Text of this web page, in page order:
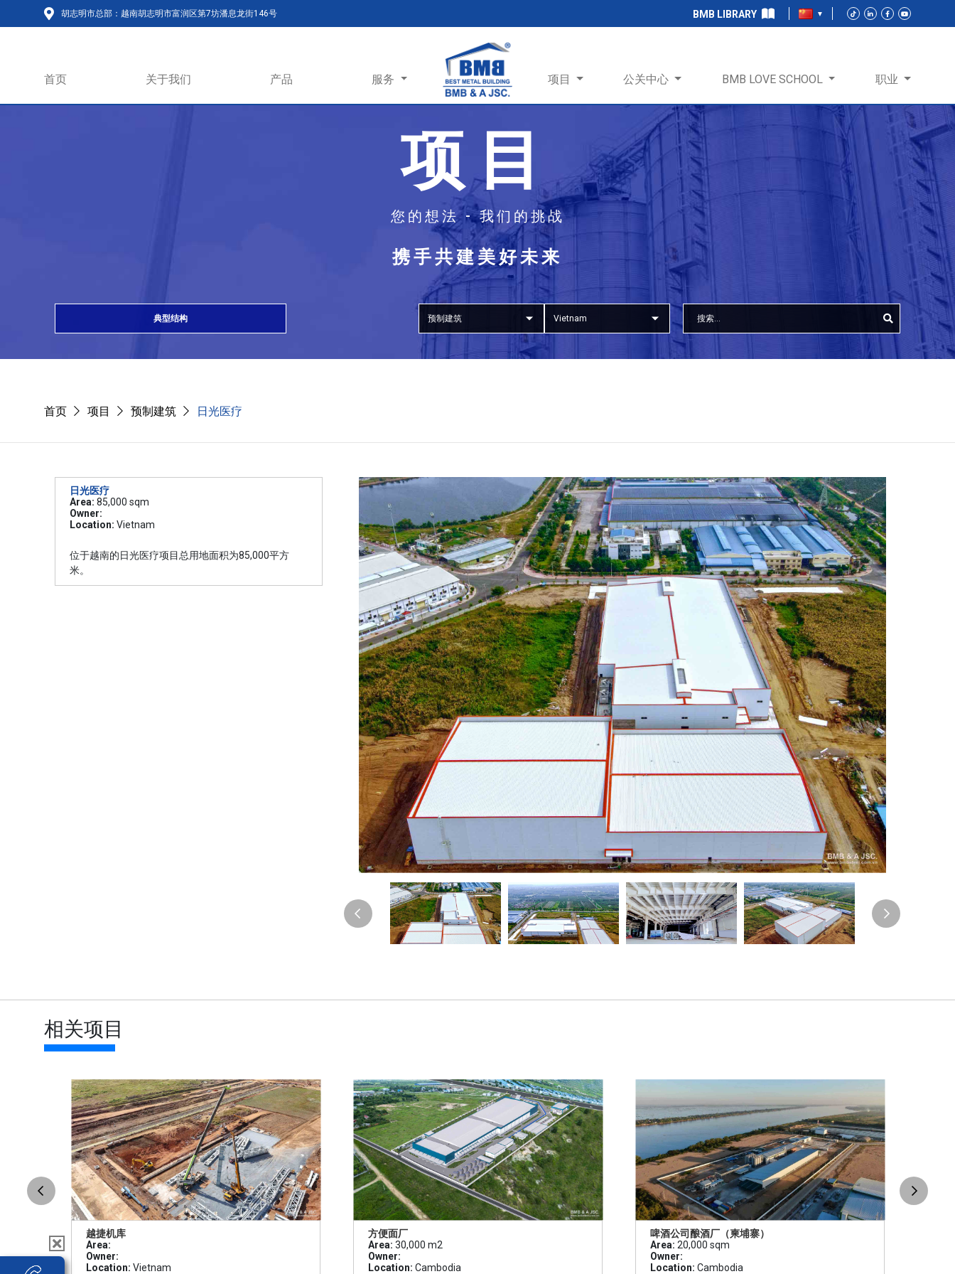
胡志明市总部：越南胡志明市富润区第7坊潘息龙街146号 BMB LIBRARY
首页 关于我们 产品 服务 项目 公关中心 BMB LOVE SCHOOL 职业
项目
您的想法 - 我们的挑战
携手共建美好未来
典型结构 预制建筑 Vietnam
首页 项目 预制建筑 日光医疗
日光医疗
Area: 85,000 sqm
Owner:
Location: Vietnam
位于越南的日光医疗项目总用地面积为85,000平方
米。
相关项目
越捷机库
Area:
Owner:
Location: Vietnam
方便面厂
Area: 30,000 m2
Owner:
Location: Cambodia
啤酒公司酿酒厂（柬埔寨）
Area: 20,000 sqm
Owner:
Location: Cambodia